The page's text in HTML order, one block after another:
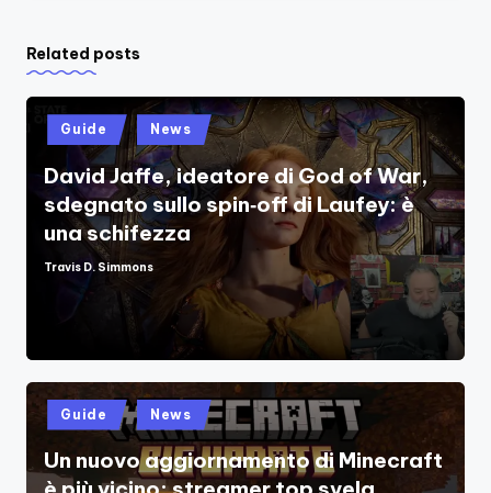
Related posts
Posted
in
Guide News
David Jaffe, ideatore di God of War,
sdegnato sullo spin‑off di Laufey: è
una schifezza
Posted
Travis D. Simmons
Posted
in
Guide News
Un nuovo aggiornamento di Minecraft